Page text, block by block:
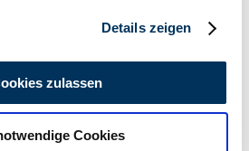
geben wir Informationen zu Ihrer
an unsere Partner für
Details zeigen
zulassen
Cookies